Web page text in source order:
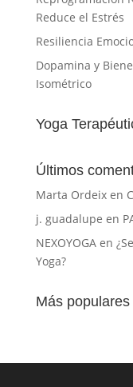
Reduce el Estrés
Resiliencia
Dopamina y
Isométrico
Yoga
Últimos
Marta Ordeixen
j. guadalupe en
NEXOYOGAen
Yoga?
Más populares